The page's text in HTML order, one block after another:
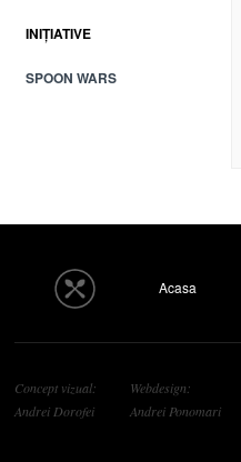
INIȚIATIVE
SPOON WARS
Acasa
Concept vizual:
Andrei Dorofei
Webdesign:
Andrei Ponomari